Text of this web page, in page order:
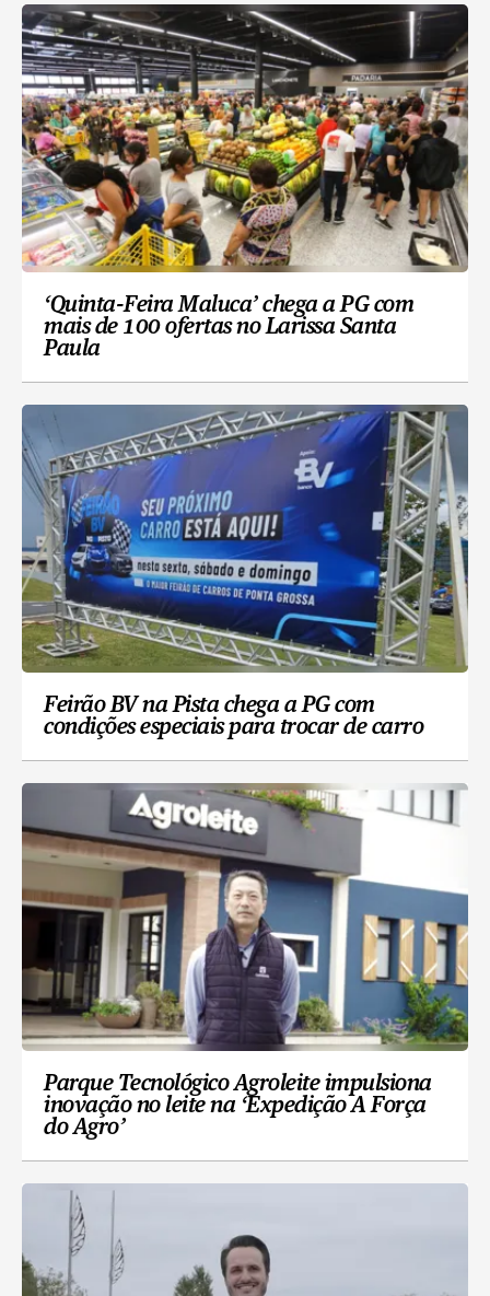
‘Quinta-Feira Maluca’ chega a PG com
mais de 100 ofertas no Larissa Santa
Paula
Feirão BV na Pista chega a PG com
condições especiais para trocar de carro
Parque Tecnológico Agroleite impulsiona
inovação no leite na ‘Expedição A Força
do Agro’